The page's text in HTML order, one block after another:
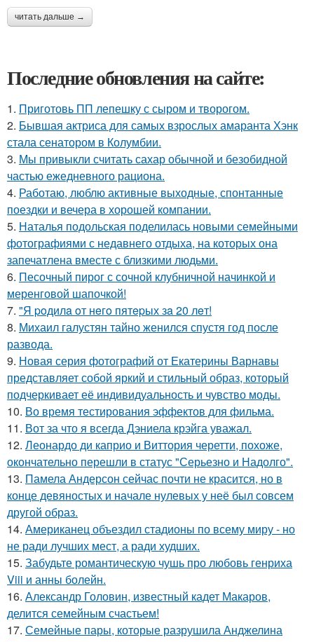
читать дальше →
Последние обновления на сайте:
1. Приготовь ПП лепешку с сыром и творогом.
2. Бывшая актриса для самых взрослых амаранта Хэнк
стала сенатором в Колумбии.
3. Мы привыкли считать сахар обычной и безобидной
частью ежедневного рациона.
4. Работаю, люблю активные выходные, спонтанные
поездки и вечера в хорошей компании.
5. Наталья подольская поделилась новыми семейными
фотографиями с недавнего отдыха, на которых она
запечатлена вместе с близкими людьми.
6. Песочный пирог с сочной клубничной начинкой и
меренговой шапочкой!
7. "Я poдилa oт нeгo пятepых зa 20 лeт!
8. Михаил галустян тайно женился спустя год после
развода.
9. Новая серия фотографий от Екатерины Варнавы
представляет собой яркий и стильный образ, который
подчеркивает её индивидуальность и чувство моды.
10. Во время тестирования эффектов для фильма.
11. Вот за что я всегда Дэниела крэйга уважал.
12. Леонардо ди каприо и Виттория черетти, похоже,
окончательно перешли в статус "Серьезно и Надолго".
13. Памела Андерсон сейчас почти не красится, но в
конце девяностых и начале нулевых у неё был совсем
другой образ.
14. Американец объездил стадионы по всему миру - но
не ради лучших мест, а ради худших.
15. Забудьте романтическую чушь про любовь генриха
Viii и анны болейн.
16. Александр Головин, известный кадет Макаров,
делится семейным счастьем!
17. Семейные пары, которые разрушила Анджелина